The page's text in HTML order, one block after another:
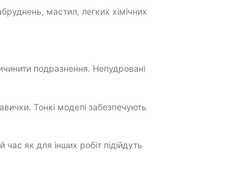
мастил, легких хімічних
подразнення. Непудровані
Тонкі моделі забезпечують
як для інших робіт підійдуть